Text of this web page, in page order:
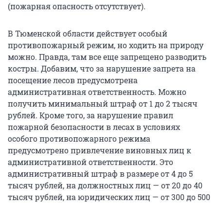
(пожарная опасность отсутствует).
В Тюменской области действует особый
противопожарный режим, но ходить на природу
можно. Правда, там все еще запрещено разводить
костры. Добавим, что за нарушение запрета на
посещение лесов предусмотрена
административная ответственность. Можно
получить минимальный штраф от 1 до 2 тысяч
рублей. Кроме того, за нарушение правил
пожарной безопасности в лесах в условиях
особого противопожарного режима
предусмотрено привлечение виновных лиц к
административной ответственности. Это
административный штраф в размере от 4 до 5
тысяч рублей, на должностных лиц — от 20 до 40
тысяч рублей, на юридических лиц — от 300 до 500